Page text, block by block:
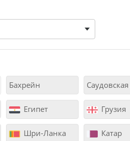
Бахрейн
Египет Грузия
Шри-Ланка Катар